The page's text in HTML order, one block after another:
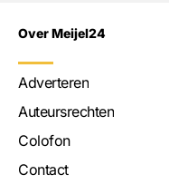
Over Meijel24
Adverteren
Auteursrechten
Colofon
Contact